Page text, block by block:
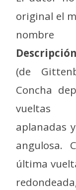
original el
nombre
Descripción
(de
Concha
vueltas
aplanadas
angulosa.
última